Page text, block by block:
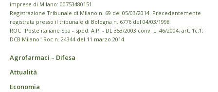
imprese di Milano: 00753480151
Registrazione Tribunale di Milano n. 69 del 05/03/2014. Precedentemente
registrata presso il tribunale di Bologna n. 6776 del 04/03/1998
ROC "Poste italiane Spa - sped. A.P. - DL 353/2003 conv. L. 46/2004, art. 1c.1:
DCB Milano" Roc n. 24344 del 11 marzo 2014
Agrofarmaci – Difesa
Attualità
Economia